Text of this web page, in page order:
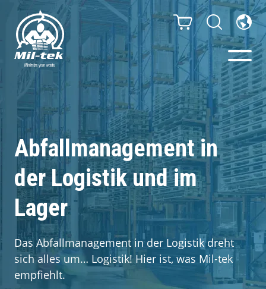
Ballenpressen & Verdichter
Webshop
Abfallsortiersystem
Ihr Unternehmen
Material
Kundenerfahrungen
Abfallmanagement in
der Logistik und im
Lager
Das Abfallmanagement in der Logistik dreht
sich alles um… Logistik! Hier ist, was Mil-tek
empfiehlt.